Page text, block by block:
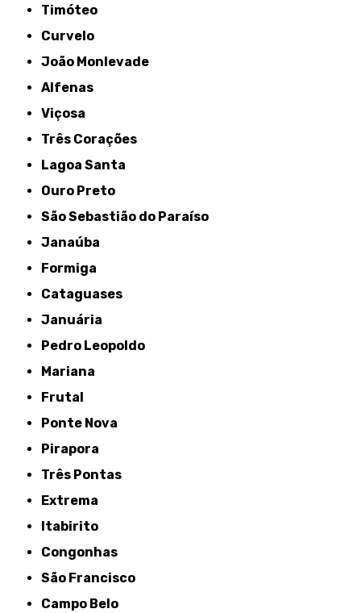
Timóteo
Curvelo
João Monlevade
Alfenas
Viçosa
Três Corações
Lagoa Santa
Ouro Preto
São Sebastião do Paraíso
Janaúba
Formiga
Cataguases
Januária
Pedro Leopoldo
Mariana
Frutal
Ponte Nova
Pirapora
Três Pontas
Extrema
Itabirito
Congonhas
São Francisco
Campo Belo